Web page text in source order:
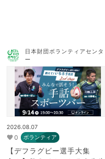
日本財団ボランティアセンタ
ー
2026.08.07
0 ボランティア
【デフラグビー選手大集